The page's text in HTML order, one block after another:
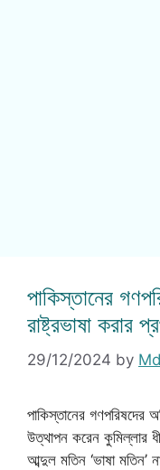
পাকিস্তানের
রাষ্ট্রভাষা করার
29/12/2024 by
পাকিস্তানের গণপরিষদের
উত্থাপন করেন কুমিল্লার
আব্দুল মতিন ‘ভাষা মতিন’